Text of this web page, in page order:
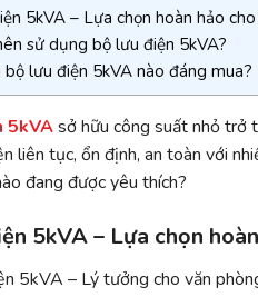
5kVA – Lựa chọn hoàn hảo
sử dụng bộ lưu điện 5kVA?
bộ lưu điện 5kVA nào đáng mua?
5kVAsở hữu công suất nhỏ trở
liên tục, ổn định, an toàn với
đang được yêu thích?
5kVA – Lựa chọn